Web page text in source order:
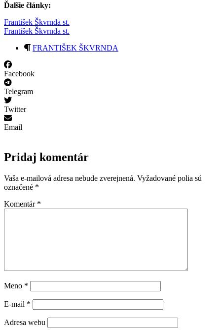
Ďalšie články:
František Škvrnda st.
František Škvrnda st.
FRANTIŠEK ŠKVRNDA
Facebook
Telegram
Twitter
Email
Pridaj komentár
Vaša e-mailová adresa nebude zverejnená. Vyžadované polia sú
označené *
Komentár *
Meno *
E-mail *
Adresa webu